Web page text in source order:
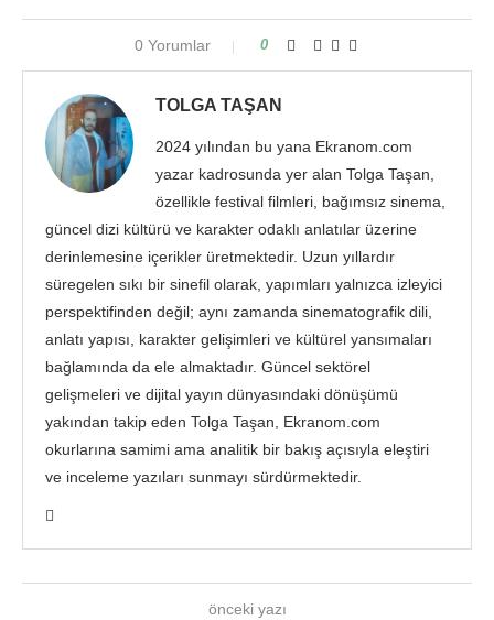
0 Yorumlar 0
TOLGA TAŞAN
2024 yılından bu yana Ekranom.com
yazar kadrosunda yer alan Tolga Taşan,
özellikle festival filmleri, bağımsız sinema,
güncel dizi kültürü ve karakter odaklı anlatılar üzerine
derinlemesine içerikler üretmektedir. Uzun yıllardır
süregelen sıkı bir sinefil olarak, yapımları yalnızca izleyici
perspektifinden değil; aynı zamanda sinematografik dili,
anlatı yapısı, karakter gelişimleri ve kültürel yansımaları
bağlamında da ele almaktadır. Güncel sektörel
gelişmeleri ve dijital yayın dünyasındaki dönüşümü
yakından takip eden Tolga Taşan, Ekranom.com
okurlarına samimi ama analitik bir bakış açısıyla eleştiri
ve inceleme yazıları sunmayı sürdürmektedir.
önceki yazı